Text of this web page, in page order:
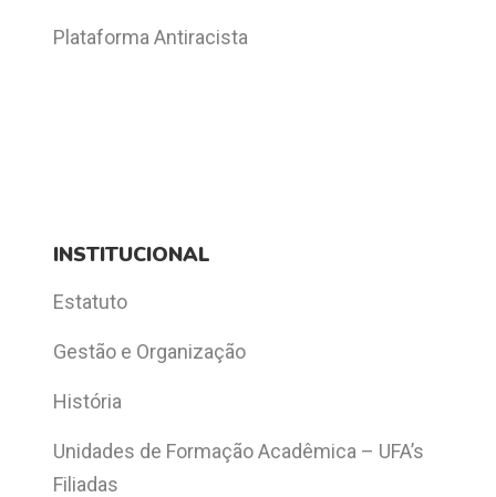
Plataforma Antiracista
INSTITUCIONAL
Estatuto
Gestão e Organização
História
Unidades de Formação Acadêmica – UFA’s
Filiadas